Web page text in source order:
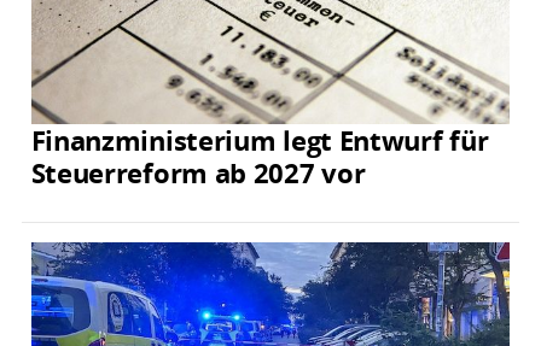
Finanzministerium legt Entwurf für
Steuerreform ab 2027 vor